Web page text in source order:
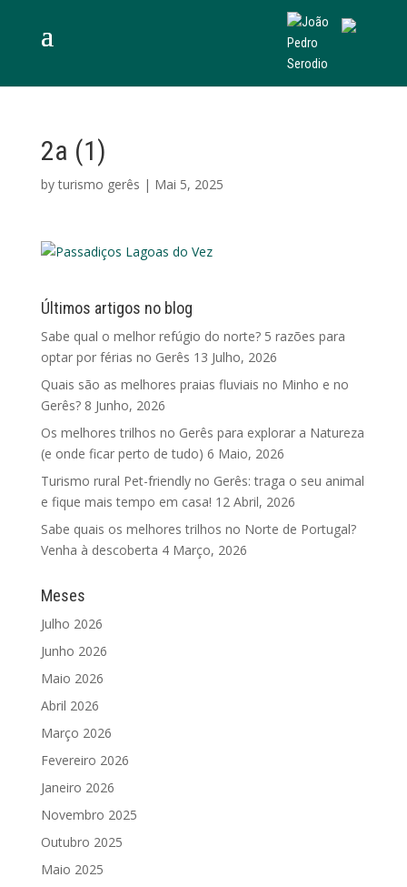
2a (1)
byturismo gerês | Mai 5, 2025
Últimos artigos no blog
Sabe qual o melhor refúgio do norte? 5 razões para
optar por férias no Gerês 13 Julho, 2026
Quais são as melhores praias fluviais no Minho e no
Gerês? 8 Junho, 2026
Os melhores trilhos no Gerês para explorar a Natureza
(e onde ficar perto de tudo) 6 Maio, 2026
Turismo rural Pet-friendly no Gerês: traga o seu animal
e fique mais tempo em casa! 12 Abril, 2026
Sabe quais os melhores trilhos no Norte de Portugal?
Venha à descoberta 4 Março, 2026
Meses
Julho 2026
Junho 2026
Maio 2026
Abril 2026
Março 2026
Fevereiro 2026
Janeiro 2026
Novembro 2025
Outubro 2025
Maio 2025